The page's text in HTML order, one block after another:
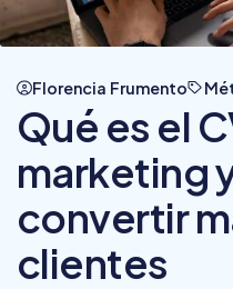
Florencia Frumento
Qué es el
marketing
convertir
clientes